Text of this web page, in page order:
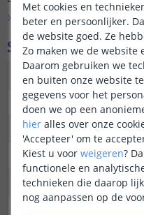
Bekijk alle Vraag &
Specificaties
Protocol
Kleur
Afmetingen
Voeding
Maximale belasting
Met cookies en
beter en persoonlijker.
de website goed. Ze
Zo maken we de website
Daarom gebruiken we
en buiten onze website
gegevens voor het
doen we op een
hier alles over onze
'Accepteer' om te
Kiest u voor weigeren?
functionele en
technieken die daarop
nog aanpassen op de